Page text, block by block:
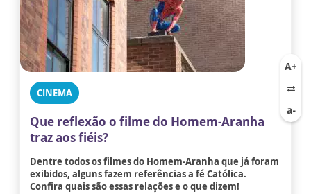
CINEMA
Que reflexão o filme do Homem-Aranha
traz aos fiéis?
Dentre todos os filmes do Homem-Aranha que já foram
exibidos, alguns fazem referências a fé Católica.
Confira quais são essas relações e o que dizem!